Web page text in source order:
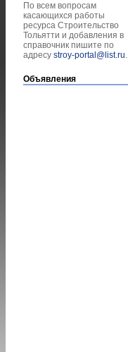
По всем вопросам
касающихся работы
ресурса Строительство
Тольятти и добавления в
справочник пишите по
адресу stroy-portal@list.ru.
Объявления